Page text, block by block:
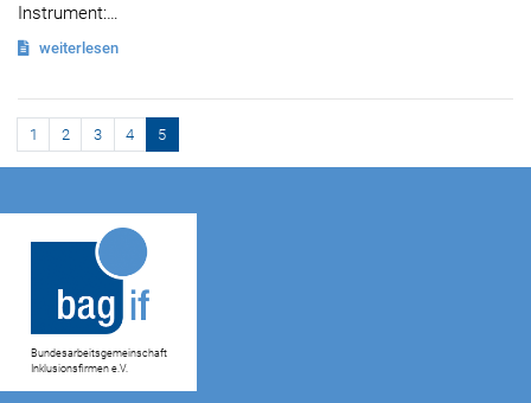
Instrument:…
weiterlesen
Page navigation
Seite
1 Seite
2 Seite
3 Seite
4 Aktuelle Page
5
Bundesarbeitsgemeinschaft
Inklusionsfirmen e.V.